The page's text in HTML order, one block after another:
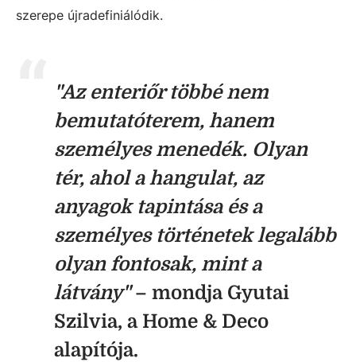
szerepe újradefiniálódik.
"Az enteriőr többé nem
bemutatóterem, hanem
személyes menedék. Olyan
tér, ahol a hangulat, az
anyagok tapintása és a
személyes történetek legalább
olyan fontosak, mint a
látvány"– mondja Gyutai
Szilvia, a Home & Deco
alapítója.